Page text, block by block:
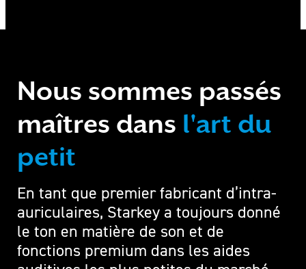
Nous sommes passés
maîtres dans l'art du
petit
En tant que premier fabricant d’intra-
auriculaires, Starkey a toujours donné
le ton en matière de son et de
fonctions premium dans les aides